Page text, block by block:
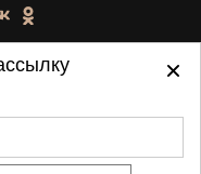
- все права